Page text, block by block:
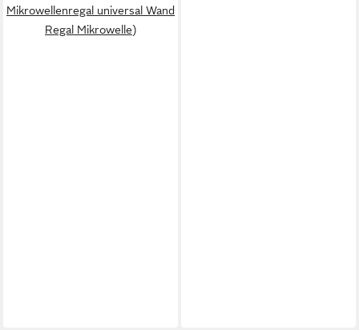
Mikrowellenregal universal Wand
Regal Mikrowelle)